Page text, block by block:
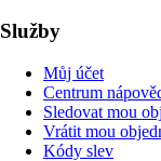
Služby
Můj účet
Centrum
Sledovat mou
Vrátit mou
Kódy slev